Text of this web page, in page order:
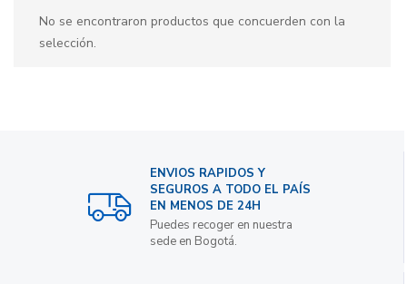
No se encontraron productos que concuerden con la
selección.
ENVIOS RAPIDOS Y
SEGUROS A TODO EL PAÍS
EN MENOS DE 24H
Puedes recoger en nuestra
sede en Bogotá.